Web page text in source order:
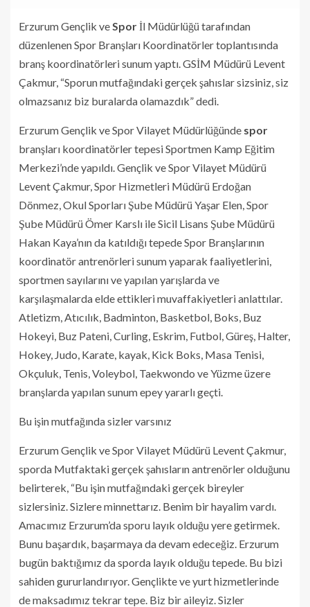
Erzurum Gençlik ve Sporİl Müdürlüğü tarafından
düzenlenen Spor Branşları Koordinatörler toplantısında
branş koordinatörleri sunum yaptı. GSİM Müdürü Levent
Çakmur, “Sporun mutfağındaki gerçek şahıslar sizsiniz, siz
olmazsanız biz buralarda olamazdık” dedi.
Erzurum Gençlik ve Spor Vilayet Müdürlüğünde spor
branşları koordinatörler tepesi Sportmen Kamp Eğitim
Merkezi’nde yapıldı. Gençlik ve Spor Vilayet Müdürü
Levent Çakmur, Spor Hizmetleri Müdürü Erdoğan
Dönmez, Okul Sporları Şube Müdürü Yaşar Elen, Spor
Şube Müdürü Ömer Karslı ile Sicil Lisans Şube Müdürü
Hakan Kaya’nın da katıldığı tepede Spor Branşlarının
koordinatör antrenörleri sunum yaparak faaliyetlerini,
sportmen sayılarını ve yapılan yarışlarda ve
karşılaşmalarda elde ettikleri muvaffakiyetleri anlattılar.
Atletizm, Atıcılık, Badminton, Basketbol, Boks, Buz
Hokeyi, Buz Pateni, Curling, Eskrim, Futbol, Güreş, Halter,
Hokey, Judo, Karate, kayak, Kick Boks, Masa Tenisi,
Okçuluk, Tenis, Voleybol, Taekwondo ve Yüzme üzere
branşlarda yapılan sunum epey yararlı geçti.
Bu işin mutfağında sizler varsınız
Erzurum Gençlik ve Spor Vilayet Müdürü Levent Çakmur,
sporda Mutfaktaki gerçek şahısların antrenörler olduğunu
belirterek, “Bu işin mutfağındaki gerçek bireyler
sizlersiniz. Sizlere minnettarız. Benim bir hayalim vardı.
Amacımız Erzurum’da sporu layık olduğu yere getirmek.
Bunu başardık, başarmaya da devam edeceğiz. Erzurum
bugün baktığımız da sporda layık olduğu tepede. Bu bizi
sahiden gururlandırıyor. Gençlikte ve yurt hizmetlerinde
de maksadımız tekrar tepe. Biz bir aileyiz. Sizler